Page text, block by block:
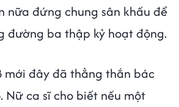
nữa đứng chung sân khấu để
đường ba thập kỷ hoạt động.
mới đây đã thẳng thắn bác
Nữ ca sĩ cho biết nếu một